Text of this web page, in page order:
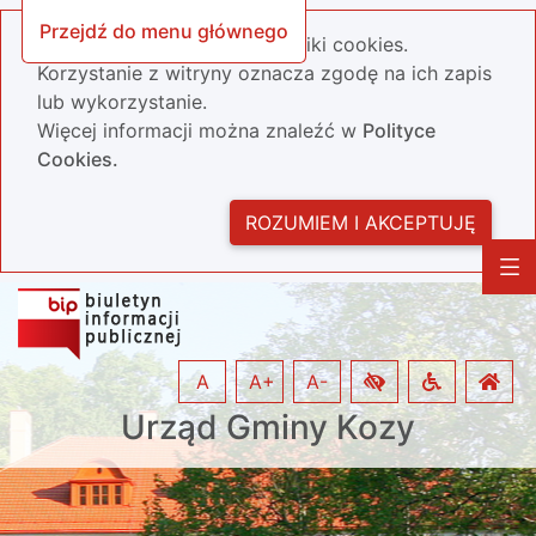
Przejdź do menu głównego
Nasza strona wykorzystuje pliki cookies.
Korzystanie z witryny oznacza zgodę na ich zapis
lub wykorzystanie.
Więcej informacji można znaleźć w Polityce
Cookies.
ROZUMIEM I AKCEPTUJĘ
Urząd Gminy Kozy
A A+ A-